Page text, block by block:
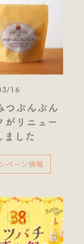
16
つぶんぶん
がリニュー
ました
ペーン情報